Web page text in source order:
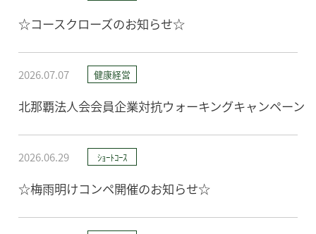
☆コースクローズのお知らせ☆
2026.07.07 健康経営
北那覇法人会会員企業対抗ウォーキングキャンペー
2026.06.29 ｼｮｰﾄｺｰｽ
☆梅雨明けコンペ開催のお知らせ☆